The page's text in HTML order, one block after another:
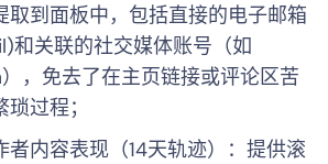
取到面板中，包括直接的电子邮箱
和关联的社交媒体账号（如
，免去了在主页链接或评论区苦
过程；
者内容表现（14天轨迹）：提供滚